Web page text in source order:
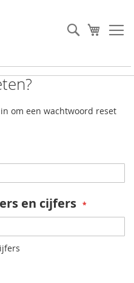
Search
om een wachtwoord reset
en cijfers